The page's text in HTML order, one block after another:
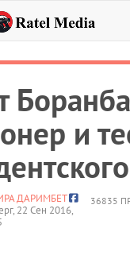
и
36835
ДАРИМБЕТ
22 Сен 2016,